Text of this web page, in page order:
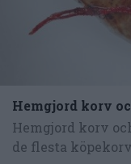
Hemgjord korv
Hemgjord korv
de flesta